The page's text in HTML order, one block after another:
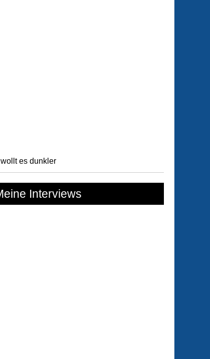
wollt es dunkler
Interviews